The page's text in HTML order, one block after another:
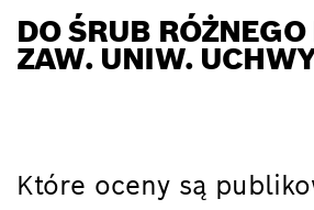
DO ŚRUB
ZAW. UNIW.
Które oceny są